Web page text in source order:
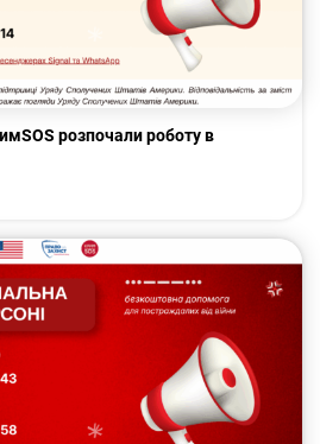
розпочали роботу в